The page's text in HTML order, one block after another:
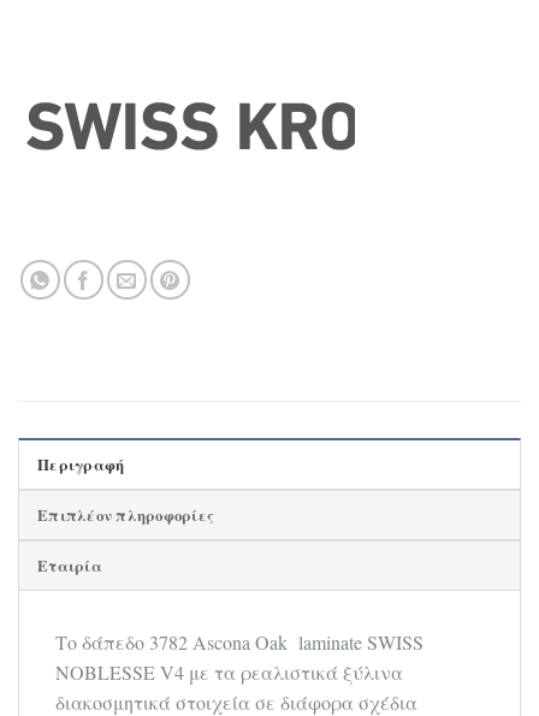
Περιγραφή
Επιπλέον πληροφορίες
Εταιρία
Tο δάπεδο 3782 Ascona Oak laminate SWISS
NOBLESSE V4 με τα ρεαλιστικά ξύλινα
διακοσμητικά στοιχεία σε διάφορα σχέδια